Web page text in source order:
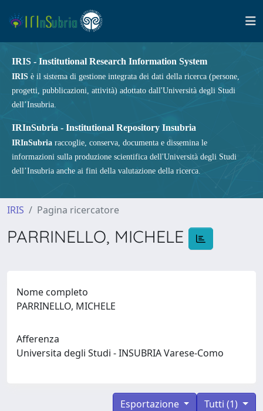
IRIS - Institutional Research Information System
IRIS è il sistema di gestione integrata dei dati della ricerca (persone,
progetti, pubblicazioni, attività) adottato dall'Università degli Studi
dell’Insubria.
IRInSubria - Institutional Repository Insubria
IRInSubria raccoglie, conserva, documenta e dissemina le
informazioni sulla produzione scientifica dell'Università degli Studi
dell’Insubria anche ai fini della valutazione della ricerca.
IRIS Pagina ricercatore
PARRINELLO, MICHELE
Nome completo
PARRINELLO, MICHELE
Afferenza
Universita degli Studi - INSUBRIA Varese-Como
Tutti (1)
Esportazione